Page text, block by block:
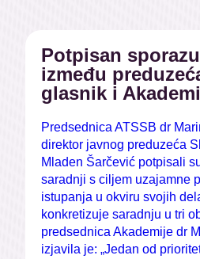
Potpisan
između
glasnik i
Predsednica ATSSB dr
direktor javnog preduzeća
Mladen Šarčević potpisali
saradnji s ciljem uzajamne
istupanja u okviru svojih
konkretizuje saradnju u tri
predsednica Akademije dr
izjavila je: „Jedan od